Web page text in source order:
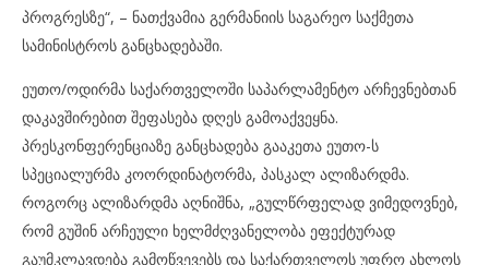
პროგრესზე“, – ნათქვამია გერმანიის საგარეო საქმეთა
სამინისტროს განცხადებაში.
ეუთო/ოდირმა საქართველოში საპარლამენტო არჩევნებთან
დაკავშირებით შეფასება დღეს გამოაქვეყნა.
პრესკონფერენციაზე განცხადება გააკეთა ეუთო-ს
სპეციალურმა კოორდინატორმა, პასკალ ალიზარდმა.
როგორც ალიზარდმა აღნიშნა, „გულწრფელად ვიმედოვნებ,
რომ გუშინ არჩეული ხელმძღვანელობა ეფექტურად
გაუმკლავდება გამოწვევებს და საქართველოს უფრო ახლოს